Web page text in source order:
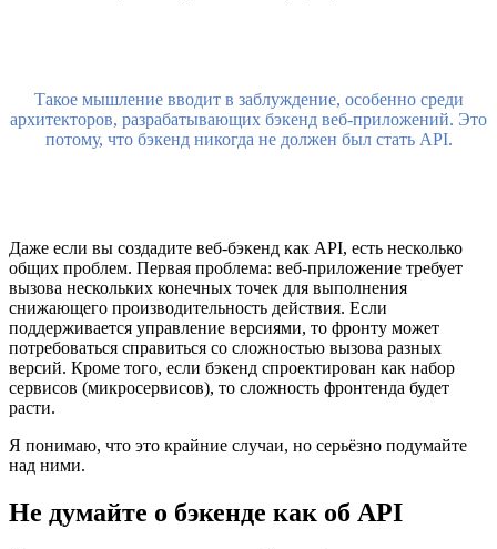
Такое мышление вводит в заблуждение, особенно среди
архитекторов, разрабатывающих бэкенд веб-приложений. Это
потому, что бэкенд никогда не должен был стать API.
Даже если вы создадите веб-бэкенд как API, есть несколько
общих проблем. Первая проблема: веб-приложение требует
вызова нескольких конечных точек для выполнения
снижающего производительность действия. Если
поддерживается управление версиями, то фронту может
потребоваться справиться со сложностью вызова разных
версий. Кроме того, если бэкенд спроектирован как набор
сервисов (микросервисов), то сложность фронтенда будет
расти.
Я понимаю, что это крайние случаи, но серьёзно подумайте
над ними.
Не думайте о бэкенде как об API